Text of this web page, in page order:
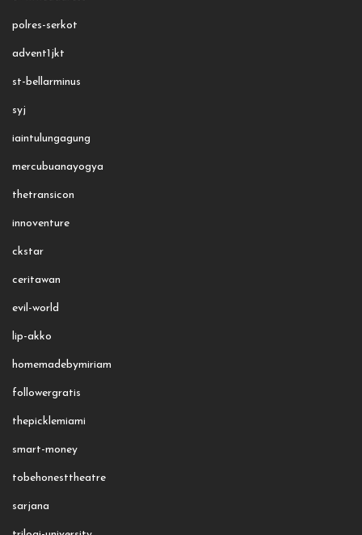
polres-serkot
advent1jkt
st-bellarminus
syj
iaintulungagung
mercubuanayogya
thetransicon
innoventure
ckstar
ceritawan
evil-world
lip-akko
homemadebymiriam
followergratis
thepicklemiami
smart-money
tobehonesttheatre
sarjana